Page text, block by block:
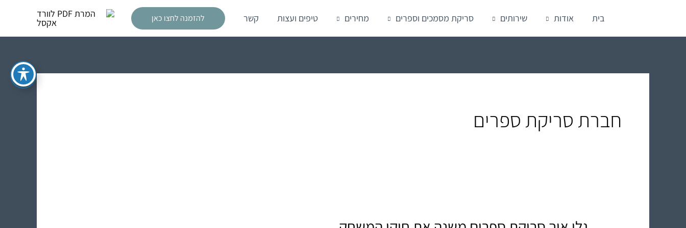
בית אודות שירותים סריקת מסמכים וספרים מחירים טיפים ועצות קשר להזמנה לחצו כאן
חברת סריקת ספרים
גלו